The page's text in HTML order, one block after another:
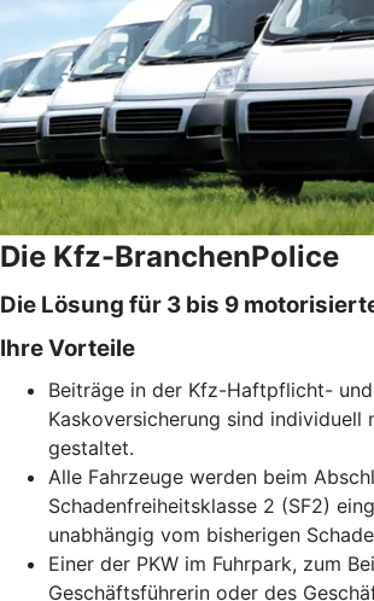
Die Kfz-BranchenPolice
Die Lösung für 3 bis 9
Ihre Vorteile
Beiträge in der Kfz-Haftpflicht- und
Kaskoversicherung sind individuell
gestaltet.
Alle Fahrzeuge werden beim
Schadenfreiheitsklasse 2 (SF2)
unabhängig vom bisherigen
Einer der PKW im Fuhrpark, zum
Geschäftsführerin oder des